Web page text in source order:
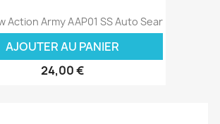
Action Army AAP01 SS Auto Sear
AJOUTER AU PANIER
24,00 €